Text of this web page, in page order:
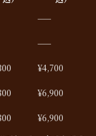
——
——
¥4,700
¥6,900
¥6,900